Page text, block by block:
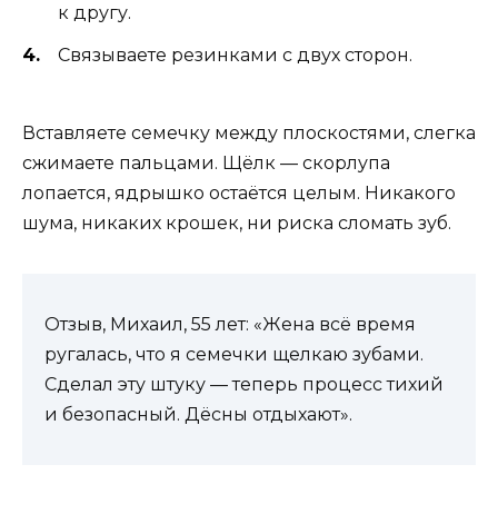
к другу.
Связываете резинками с двух сторон.
Вставляете семечку между плоскостями, слегка
сжимаете пальцами. Щёлк — скорлупа
лопается, ядрышко остаётся целым. Никакого
шума, никаких крошек, ни риска сломать зуб.
Отзыв, Михаил, 55 лет: «Жена всё время
ругалась, что я семечки щелкаю зубами.
Сделал эту штуку — теперь процесс тихий
и безопасный. Дёсны отдыхают».